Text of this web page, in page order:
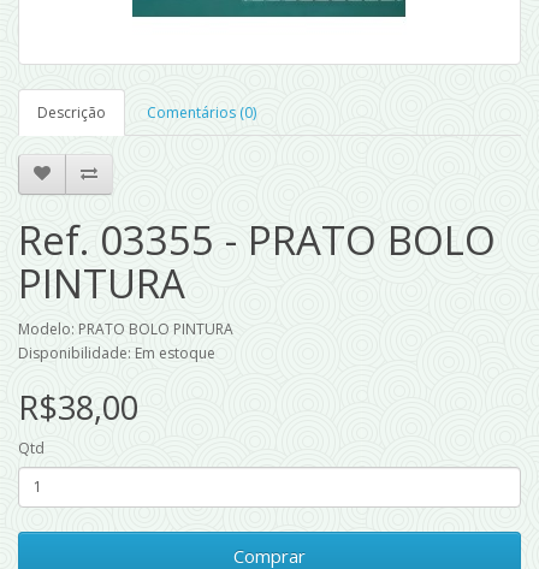
Descrição Comentários (0)
Ref. 03355 - PRATO BOLO
PINTURA
Modelo: PRATO BOLO PINTURA
Disponibilidade: Em estoque
R$38,00
Qtd
Comprar